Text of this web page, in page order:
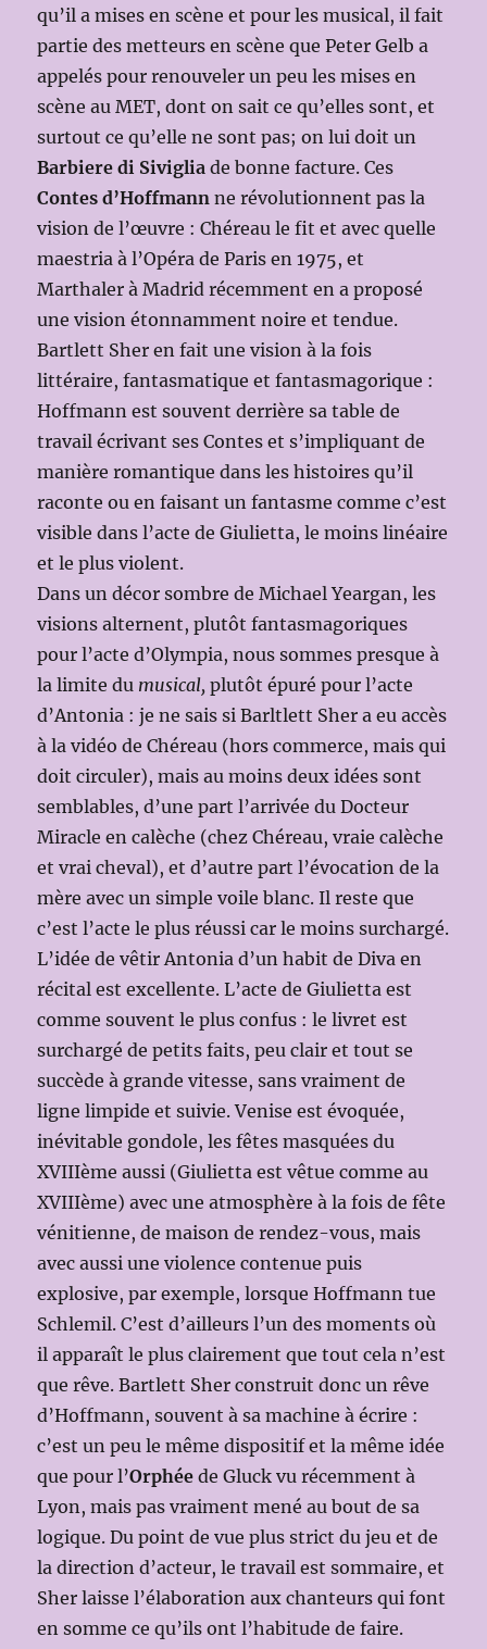
qu’il a mises en scène et pour les musical, il fait
partie des metteurs en scène que Peter Gelb a
appelés pour renouveler un peu les mises en
scène au MET, dont on sait ce qu’elles sont, et
surtout ce qu’elle ne sont pas; on lui doit un
Barbiere di Sivigliade bonne facture. Ces
Contes d’Hoffmannne révolutionnent pas la
vision de l’œuvre : Chéreau le fit et avec quelle
maestria à l’Opéra de Paris en 1975, et
Marthaler à Madrid récemment en a proposé
une vision étonnamment noire et tendue.
Bartlett Sher en fait une vision à la fois
littéraire, fantasmatique et fantasmagorique :
Hoffmann est souvent derrière sa table de
travail écrivant ses Contes et s’impliquant de
manière romantique dans les histoires qu’il
raconte ou en faisant un fantasme comme c’est
visible dans l’acte de Giulietta, le moins linéaire
et le plus violent.
Dans un décor sombre de Michael Yeargan, les
visions alternent, plutôt fantasmagoriques
pour l’acte d’Olympia, nous sommes presque à
la limite du musical,plutôt épuré pour l’acte
d’Antonia : je ne sais si Barltlett Sher a eu accès
à la vidéo de Chéreau (hors commerce, mais qui
doit circuler), mais au moins deux idées sont
semblables, d’une part l’arrivée du Docteur
Miracle en calèche (chez Chéreau, vraie calèche
et vrai cheval), et d’autre part l’évocation de la
mère avec un simple voile blanc. Il reste que
c’est l’acte le plus réussi car le moins surchargé.
L’idée de vêtir Antonia d’un habit de Diva en
récital est excellente. L’acte de Giulietta est
comme souvent le plus confus : le livret est
surchargé de petits faits, peu clair et tout se
succède à grande vitesse, sans vraiment de
ligne limpide et suivie. Venise est évoquée,
inévitable gondole, les fêtes masquées du
XVIIIème aussi (Giulietta est vêtue comme au
XVIIIème) avec une atmosphère à la fois de fête
vénitienne, de maison de rendez-vous, mais
avec aussi une violence contenue puis
explosive, par exemple, lorsque Hoffmann tue
Schlemil. C’est d’ailleurs l’un des moments où
il apparaît le plus clairement que tout cela n’est
que rêve. Bartlett Sher construit donc un rêve
d’Hoffmann, souvent à sa machine à écrire :
c’est un peu le même dispositif et la même idée
que pour l’Orphée de Gluck vu récemment à
Lyon, mais pas vraiment mené au bout de sa
logique. Du point de vue plus strict du jeu et de
la direction d’acteur, le travail est sommaire, et
Sher laisse l’élaboration aux chanteurs qui font
en somme ce qu’ils ont l’habitude de faire.